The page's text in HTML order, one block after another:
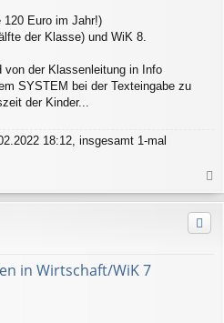
120 Euro im Jahr!)
der Klasse) und WiK 8.
von der Klassenleitung in Info
SYSTEM bei der Texteingabe zu
der Kinder...
18:12, insgesamt 1-mal
a
c
in Wirtschaft/WiK 7